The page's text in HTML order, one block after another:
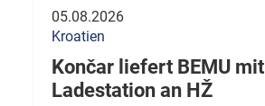
05.08.2026
Kroatien
Končar liefert BEMU mit
Ladestation an HŽ